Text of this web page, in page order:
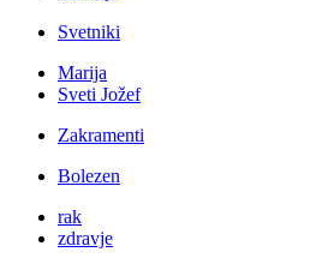
Svetniki
Marija
Sveti Jožef
Zakramenti
Bolezen
rak
zdravje